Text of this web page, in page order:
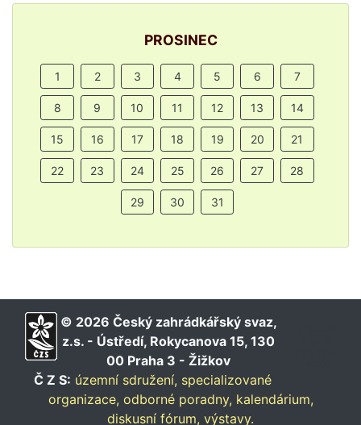
PROSINEC
1 2 3 4 5 6 7
8 9 10 11 12 13 14
15 16 17 18 19 20 21
22 23 24 25 26 27 28
29 30 31
© 2026 Český zahrádkářský svaz,
z.s. - Ústředí, Rokycanova 15, 130
00 Praha 3 - Žižkov
Č Z S: územní sdružení, specializované
organizace, odborné poradny, kalendárium,
diskusní fórum, výstavy.